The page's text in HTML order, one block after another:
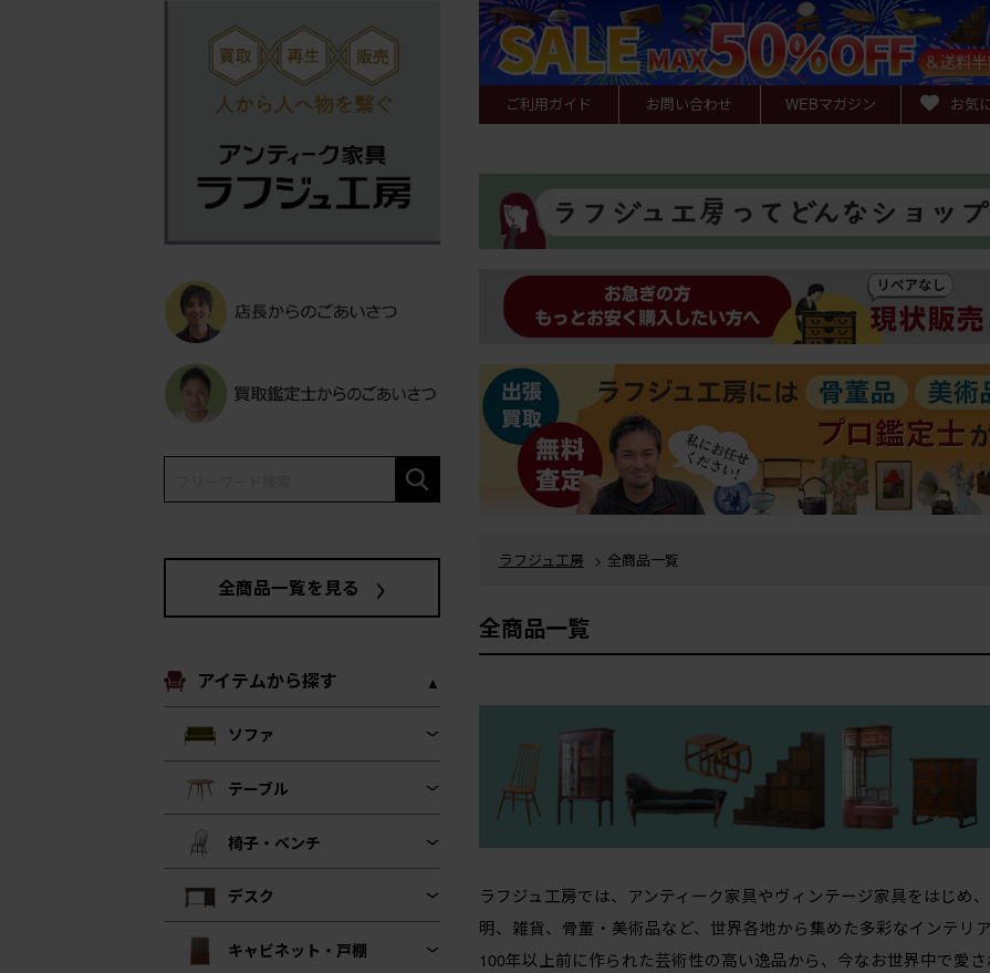
全商品一覧を見る
アイテムから探す
ソファ
テーブル
椅子・ベンチ
デスク
キャビネット・戸棚
ご利用ガイド お問い合わせ WEBマガジン お気
ラフジュ工房 > 全商品一覧
全商品一覧
ラフジュ工房では、アンティーク家具やヴィンテージ家具をはじめ
明、雑貨、骨董・美術品など、世界各地から集めた多彩なインテリ
100年以上前に作られた芸術性の高い逸品から、今なお世界中で愛